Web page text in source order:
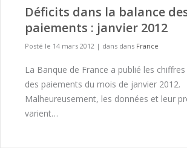
Déficits dans la balance
paiements : janvier 2012
Posté le 14 mars 2012 | dans dans France
La Banque de France a publié les
des paiements du mois de janvier 2012.
Malheureusement, les données et leur
varient…